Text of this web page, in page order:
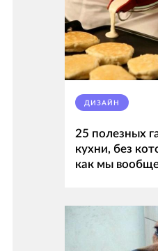
ДИЗАЙН
25 полезных
кухни, без
как мы